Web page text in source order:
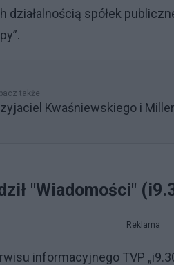
działalnością spółek
także
Kwaśniewskiego i
"Wiadomości"
Reklama
informacyjnego TVP